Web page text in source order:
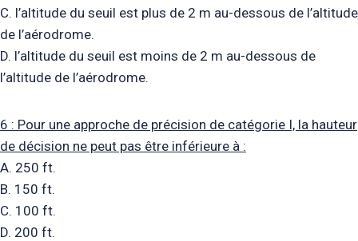
C. l’altitude du seuil est plus de 2 m au-dessous de l’altitude
de l’aérodrome.
D. l’altitude du seuil est moins de 2 m au-dessous de
l’altitude de l’aérodrome.
6 : Pour une approche de précision de catégorie I, la hauteur
de décision ne peut pas être inférieure à :
A. 250 ft.
B. 150 ft.
C. 100 ft.
D. 200 ft.